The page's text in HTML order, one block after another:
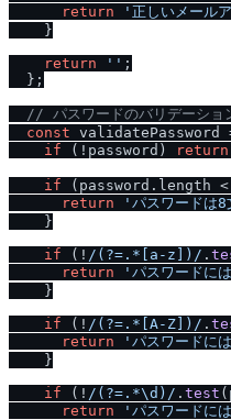
return
'正しいメール
    }
return
'' ;
  };
// パスワードのバリデーショ
const validatePassword
if (!password) return
if (password. length <
return
'パスワードは8
    }
if (! / (?=.*[a-z]) / .
return
'パスワードに
    }
if (! / (?=.*[A-Z]) / .
return
'パスワードに
    }
if (! / (?=.*\d) / . test
return
'パスワードに